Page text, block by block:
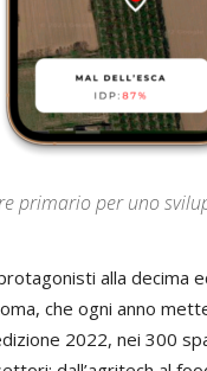
primario per uno
alla decima
che ogni anno
2022, nei 300